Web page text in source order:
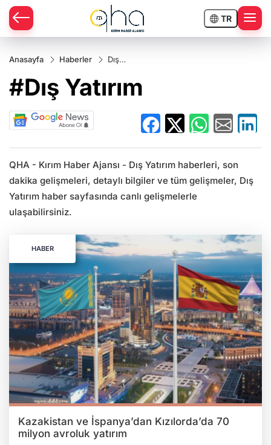
TR
Anasayfa Haberler
Dış
#Dış Yatırım
QHA - Kırım Haber Ajansı - Dış Yatırım haberleri, son
dakika gelişmeleri, detaylı bilgiler ve tüm gelişmeler, Dış
Yatırım haber sayfasında canlı gelişmelerle
ulaşabilirsiniz.
HABER
Kazakistan ve İspanya’dan Kızılorda’da 70
milyon avroluk yatırım